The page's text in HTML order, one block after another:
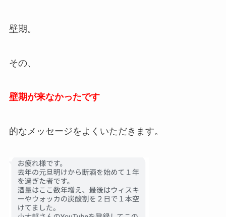
壁期。
その、
壁期が来なかったです
的なメッセージをよくいただきます。